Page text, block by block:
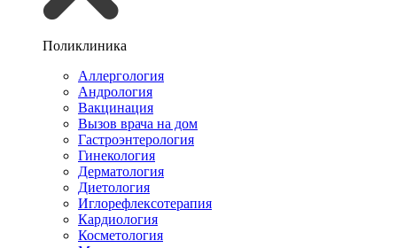
Поликлиника
Аллергология
Андрология
Вакцинация
Вызов врача на дом
Гастроэнтерология
Гинекология
Дерматология
Диетология
Иглорефлексотерапия
Кардиология
Косметология